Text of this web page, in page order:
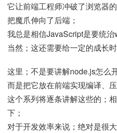
它让前端工程师冲破了浏览器的
把魔爪伸向了后端；
我总是相信JavaScript是要统治
当然；这还需要给一定的成长时
这里；不是要讲解node.js怎么
而是把它放在前端实现编译、
这个系列将逐条讲解这些的；
下；
对于开发效率来说；绝对是很大